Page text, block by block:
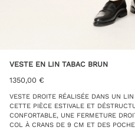
VESTE EN LIN TABAC BRUN
VESTE DROITE RÉALISÉE DANS UN
CETTE PIÈCE ESTIVALE ET
CONFORTABLE, UNE FERMETURE
COL À CRANS DE 9 CM ET DES
1350,00 €